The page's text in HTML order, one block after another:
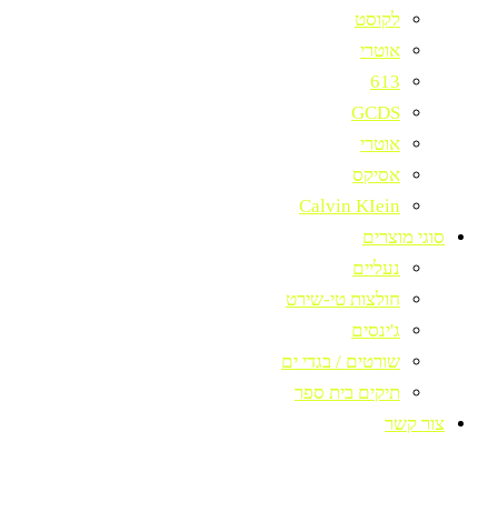
לקוסט
אוטרי
613
GCDS
אוטרי
אסיקס
Calvin KIein
סוגי מוצרים
נעליים
חולצות טי-שירט
ג'ינסים
שורטים / בגדי ים
תיקים בית ספר
צור קשר